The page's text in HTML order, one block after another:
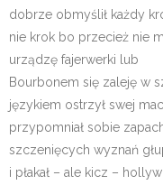
dobrze obmyślił każdy
nie krok bo przecież nie
urządzę fajerwerki lub
Bourbonem się zaleję w
językiem ostrzył swej
przypomniał sobie
szczenięcych wyznań
i płakał – ale kicz –